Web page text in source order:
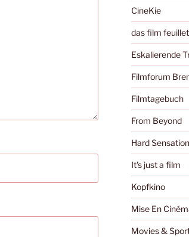
CineKie
das film
Eskalierende
Filmforum
Filmtagebuch
From Beyond
Hard
It's just a film
Kopfkino
Mise En
Movies &